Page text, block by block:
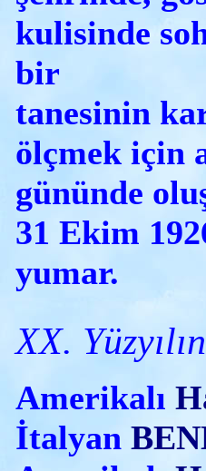
kulisinde
bir
tanesinin
ölçmek için
gününde
31 Ekim
yumar.
XX.
Amerikalı
İtalyan